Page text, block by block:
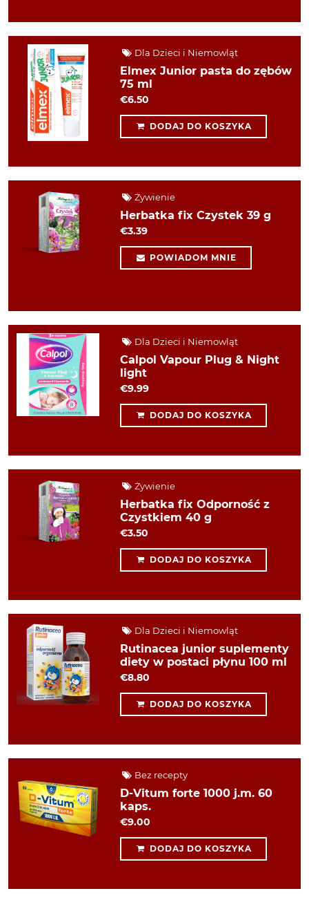
Dla Dzieci i Niemowląt
Elmex Junior pasta do zębów
75 ml
€6.50
DODAJ DO KOSZYKA
Żywienie
Herbatka fix Czystek 39 g
€3.39
POWIADOM MNIE
Dla Dzieci i Niemowląt
Calpol Vapour Plug & Night
light
€9.99
DODAJ DO KOSZYKA
Żywienie
Herbatka fix Odporność z
Czystkiem 40 g
€3.50
DODAJ DO KOSZYKA
Dla Dzieci i Niemowląt
Rutinacea junior suplementy
diety w postaci płynu 100 ml
€8.80
DODAJ DO KOSZYKA
Bez recepty
D-Vitum forte 1000 j.m. 60
kaps.
€9.00
DODAJ DO KOSZYKA